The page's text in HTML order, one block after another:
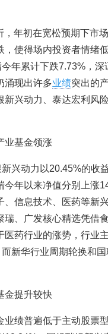
，年初在宽松预期下市
，使得场内投资者情绪
年累计下跌7.73%，
涌现出许多业绩突出的
新兴动力、泰达宏利风
业基金领涨
兴动力以20.45%的收
年以来净值分别上涨
、信息技术、医药等新
瑞、广发核心精选凭借
医药行业的涨势，行业
而新华行业周期轮换和
金提升较快
业绩普遍低于主动股票